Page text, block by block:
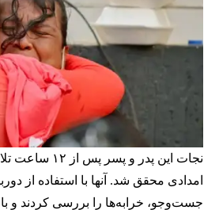
نجات این پدر و
امدادی محقق شد. آنها با استفاده از
جست‌وجو، خرابه‌ها را بررسی کردند و با